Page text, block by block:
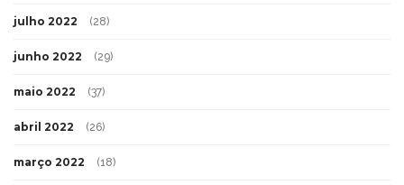
julho 2022 (28)
junho 2022 (29)
maio 2022 (37)
abril 2022 (26)
março 2022 (18)